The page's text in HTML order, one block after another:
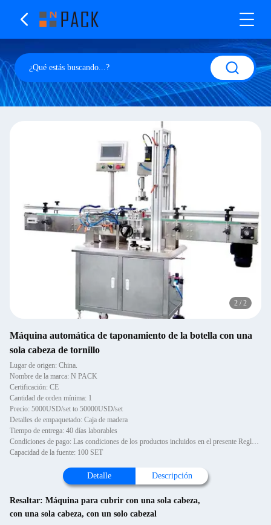
2 / 2
Máquina automática de taponamiento de la botella con una
sola cabeza de tornillo
Lugar de origen: China.
Nombre de la marca: N PACK
Certificación: CE
Cantidad de orden mínima: 1
Precio: 5000USD/set to 50000USD/set
Detalles de empaquetado: Caja de madera
Tiempo de entrega: 40 días laborables
Condiciones de pago: Las condiciones de los productos incluidos en el presente Reglamento son las siguientes:
Capacidad de la fuente: 100 SET
Detalle Descripción
Resaltar: Máquina para cubrir con una sola cabeza,
con una sola cabeza, con un solo cabezal